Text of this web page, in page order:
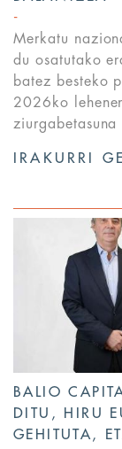
Merkatu
du osatutako
batez besteko
2026ko
IRAKURRI
BALIO
DITU, HIRU
GEHITUTA,